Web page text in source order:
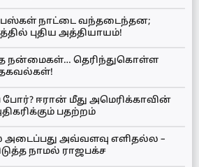
பஸ்கள் நாட்டை வந்தடைந்தன;
புதிய அத்தியாயம்!
நன்மைகள்… தெரிந்துகொள்ள
தகவல்கள்!
போர்? ஈரான் மீது அமெரிக்காவின்
பதற்றம்
அவ்வளவு எளிதல்ல –
நாமல் ராஜபக்ச